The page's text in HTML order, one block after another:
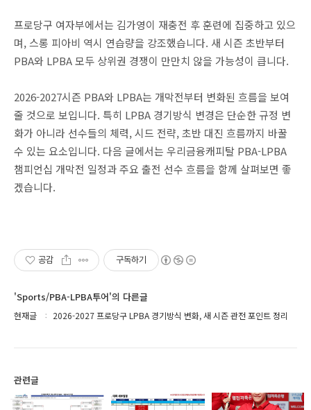
프로당구 여자부에서는 김가영이 재충전 후 훈련에 집중하고 있으
며, 스롱 피아비 역시 연습량을 강조했습니다. 새 시즌 초반부터
PBA와 LPBA 모두 상위권 경쟁이 만만치 않을 가능성이 큽니다.
2026-2027시즌 PBA와 LPBA는 개막전부터 변화된 흐름을 보여
줄 것으로 보입니다. 특히 LPBA 경기방식 변경은 단순한 규정 변
화가 아니라 선수들의 체력, 시드 전략, 초반 대진 흐름까지 바꿀
수 있는 요소입니다. 다음 글에서는 우리금융캐피탈 PBA-LPBA
챔피언십 개막전 일정과 주요 출전 선수 흐름을 함께 살펴보면 좋
겠습니다.
공감 구독하기
'Sports/PBA-LPBA투어'의 다른글
현재글 2026-2027 프로당구 LPBA 경기방식 변화, 새 시즌 관전 포인트 정리
관련글